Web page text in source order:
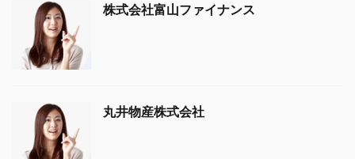
株式会社富山ファイナンス
丸井物産株式会社